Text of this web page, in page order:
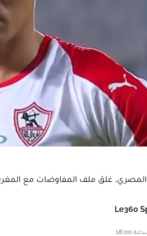
المصري، غلق ملف المفاوضات مع
Le360